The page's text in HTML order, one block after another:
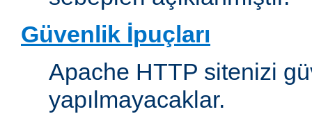
Güvenlik İpuçları
Apache HTTP sitenizi
yapılmayacaklar.